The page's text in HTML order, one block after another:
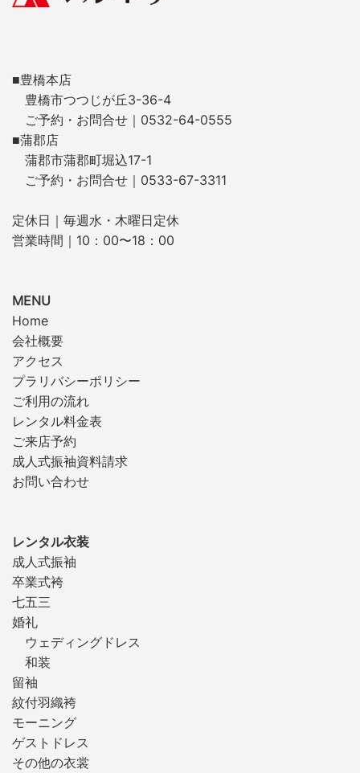
■豊橋本店
豊橋市つつじが丘3-36-4
ご予約・お問合せ｜0532-64-0555
■蒲郡店
蒲郡市蒲郡町堀込17-1
ご予約・お問合せ｜0533-67-3311
定休日｜毎週水・木曜日定休
営業時間｜10：00〜18：00
MENU
Home
会社概要
アクセス
プラリバシーポリシー
ご利用の流れ
レンタル料金表
ご来店予約
成人式振袖資料請求
お問い合わせ
レンタル衣装
成人式振袖
卒業式袴
七五三
婚礼
ウェディングドレス
和装
留袖
紋付羽織袴
モーニング
ゲストドレス
その他の衣裳